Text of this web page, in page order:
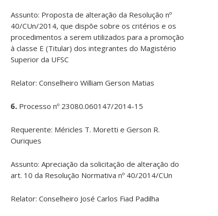
Assunto: Proposta de alteração da Resolução nº
40/CUn/2014, que dispõe sobre os critérios e os
procedimentos a serem utilizados para a promoção
à classe E (Titular) dos integrantes do Magistério
Superior da UFSC
Relator: Conselheiro William Gerson Matias
6. Processo nº 23080.060147/2014-15
Requerente: Méricles T. Moretti e Gerson R.
Ouriques
Assunto: Apreciação da solicitação de alteração do
art. 10 da Resolução Normativa nº 40/2014/CUn
Relator: Conselheiro José Carlos Fiad Padilha